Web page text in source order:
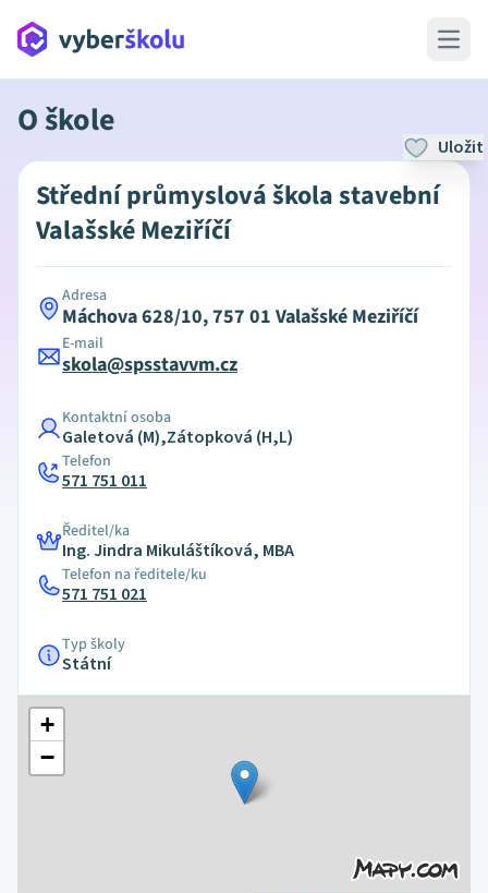
Open
O škole
Uložit
Střední průmyslová škola stavební
Valašské Meziříčí
Adresa
Máchova 628/10, 757 01 Valašské Meziříčí
E-mail
skola@spsstavvm.cz
Kontaktní osoba
Galetová (M),Zátopková (H,L)
Telefon
571 751 011
Ředitel/ka
Ing. Jindra Mikuláštíková, MBA
Telefon na ředitele/ku
571 751 021
Typ školy
Státní
+
−